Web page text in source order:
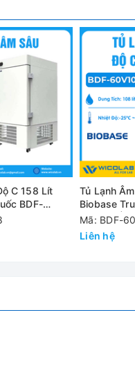
Vacxin Covid 19 có
(-90 đến -60 độ C / -
8 độ C)
- Ổn định cao:
0.1 độ C
cao.
cấp.
C 158 Lít
BDF-
Tủ Lạnh
Biobase
60V108 |
Mã: BDF-
Liên hệ